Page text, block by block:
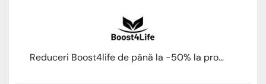
Reduceri Boost4life de până la -50% la produsele din selecție